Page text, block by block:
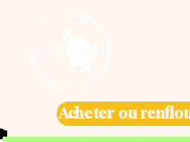
Acheter ou